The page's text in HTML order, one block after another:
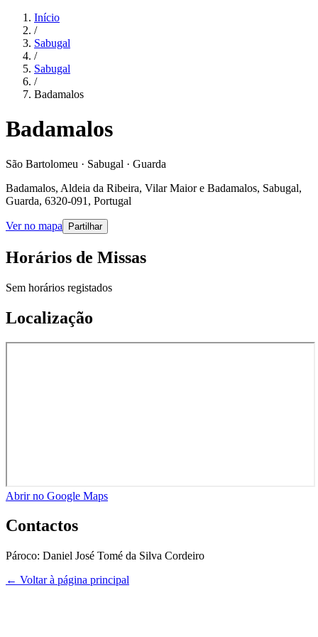
Início
/
Sabugal
/
Sabugal
/
Badamalos
Badamalos
São Bartolomeu · Sabugal · Guarda
Badamalos, Aldeia da Ribeira, Vilar Maior e Badamalos, Sabugal,
Guarda, 6320-091, Portugal
Ver no mapa Partilhar
Horários de Missas
Sem horários registados
Localização
Abrir no Google Maps
Contactos
Pároco: Daniel José Tomé da Silva Cordeiro
← Voltar à página principal